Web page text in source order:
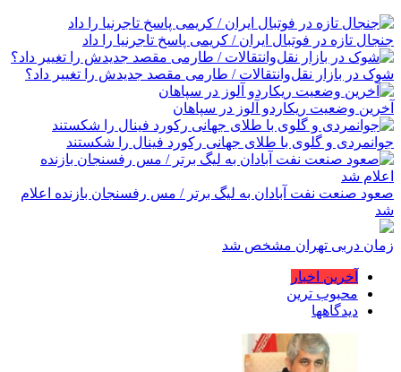
جنجال تازه در فوتبال ایران / کریمی پاسخ تاجرنیا را داد
شوک در بازار نقل‌وانتقالات / طارمی مقصد جدیدش را تغییر داد؟
آخرین وضعیت ریکاردو آلوز در سپاهان
جوانمردی و گلوی با طلای جهانی رکورد فینال را شکستند
صعود صنعت نفت آبادان به لیگ برتر / مس رفسنجان بازنده اعلام
شد
زمان دربی تهران مشخص شد
آخرین اخبار
محبوب ترین
دیدگاهها